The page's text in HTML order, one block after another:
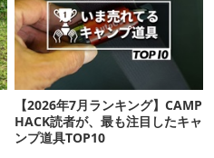
【2026年7月ランキング】CAMP
HACK読者が、最も注目したキャ
ンプ道具TOP10